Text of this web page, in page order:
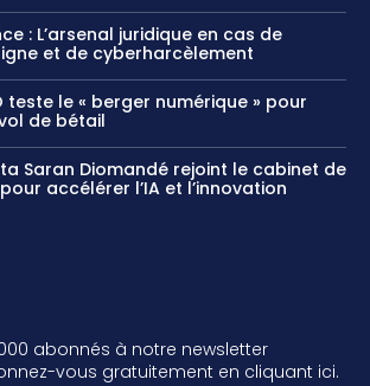
: L’arsenal juridique en cas de
et de cyberharcèlement
teste le « berger numérique » pour
de bétail
Saran Diomandé rejoint le cabinet de
accélérer l’IA et l’innovation
abonnés à notre newsletter
vous gratuitement en cliquant ici.